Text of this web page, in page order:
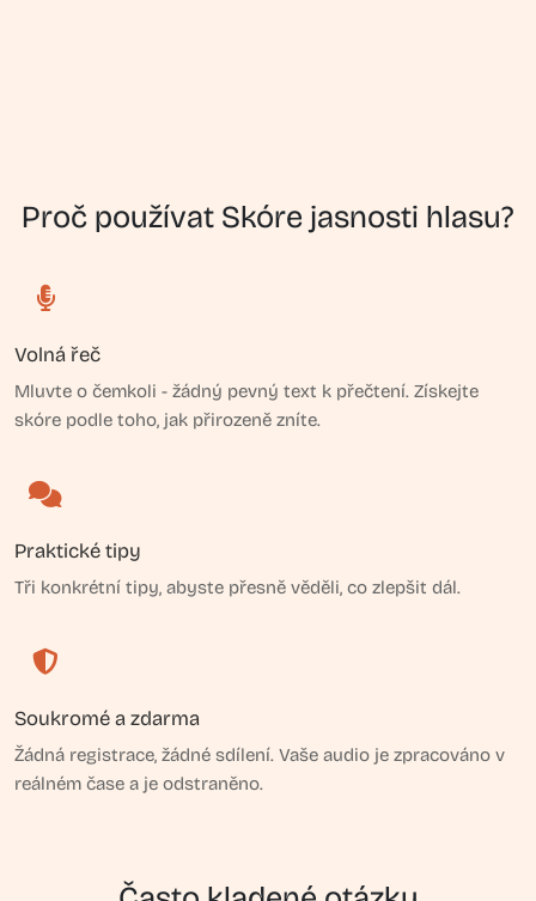
Proč používat Skóre jasnosti hlasu?
Volná řeč
Mluvte o čemkoli - žádný pevný text k přečtení. Získejte
skóre podle toho, jak přirozeně zníte.
Praktické tipy
Tři konkrétní tipy, abyste přesně věděli, co zlepšit dál.
Soukromé a zdarma
Žádná registrace, žádné sdílení. Vaše audio je zpracováno v
reálném čase a je odstraněno.